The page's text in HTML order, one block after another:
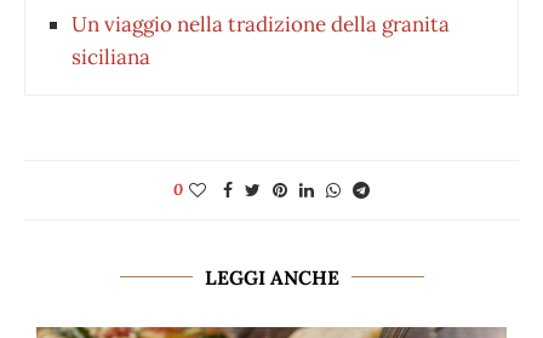
Un viaggio nella tradizione della granita
siciliana
0
LEGGI ANCHE